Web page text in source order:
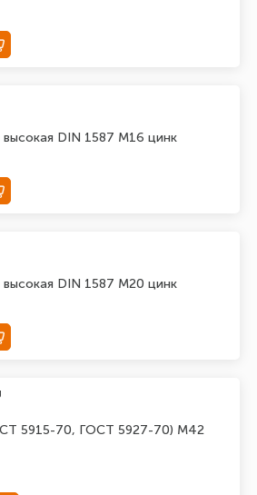
высокая DIN 1587 М16 цинк
высокая DIN 1587 М20 цинк
5915-70, ГОСТ 5927-70) М42